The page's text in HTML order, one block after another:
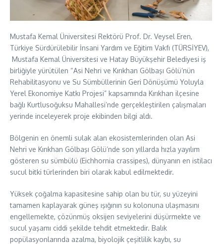
Mustafa Kemal Üniversitesi Rektörü Prof. Dr. Veysel Eren,
Türkiye Sürdürülebilir İnsani Yardım ve Eğitim Vakfı (TÜRSİYEV),
Mustafa Kemal Üniversitesi ve Hatay Büyükşehir Belediyesi iş
birliğiyle yürütülen “Asi Nehri ve Kırıkhan Gölbaşı Gölü’nün
Rehabilitasyonu ve Su Sümbüllerinin Geri Dönüşümü Yoluyla
Yerel Ekonomiye Katkı Projesi” kapsamında Kırıkhan ilçesine
bağlı Kurtlusoğuksu Mahallesi’nde gerçekleştirilen çalışmaları
yerinde inceleyerek proje ekibinden bilgi aldı.
Bölgenin en önemli sulak alan ekosistemlerinden olan Asi
Nehri ve Kırıkhan Gölbaşı Gölü’nde son yıllarda hızla yayılım
gösteren su sümbülü (Eichhornia crassipes), dünyanın en istilacı
sucul bitki türlerinden biri olarak kabul edilmektedir.
Yüksek çoğalma kapasitesine sahip olan bu tür, su yüzeyini
tamamen kaplayarak güneş ışığının su kolonuna ulaşmasını
engellemekte, çözünmüş oksijen seviyelerini düşürmekte ve
sucul yaşamı ciddi şekilde tehdit etmektedir. Balık
popülasyonlarında azalma, biyolojik çeşitlilik kaybı, su